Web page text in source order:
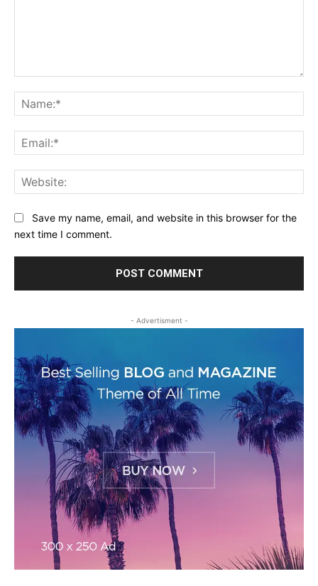
Save my name, email, and website in this browser for the
next time I comment.
- Advertisment -